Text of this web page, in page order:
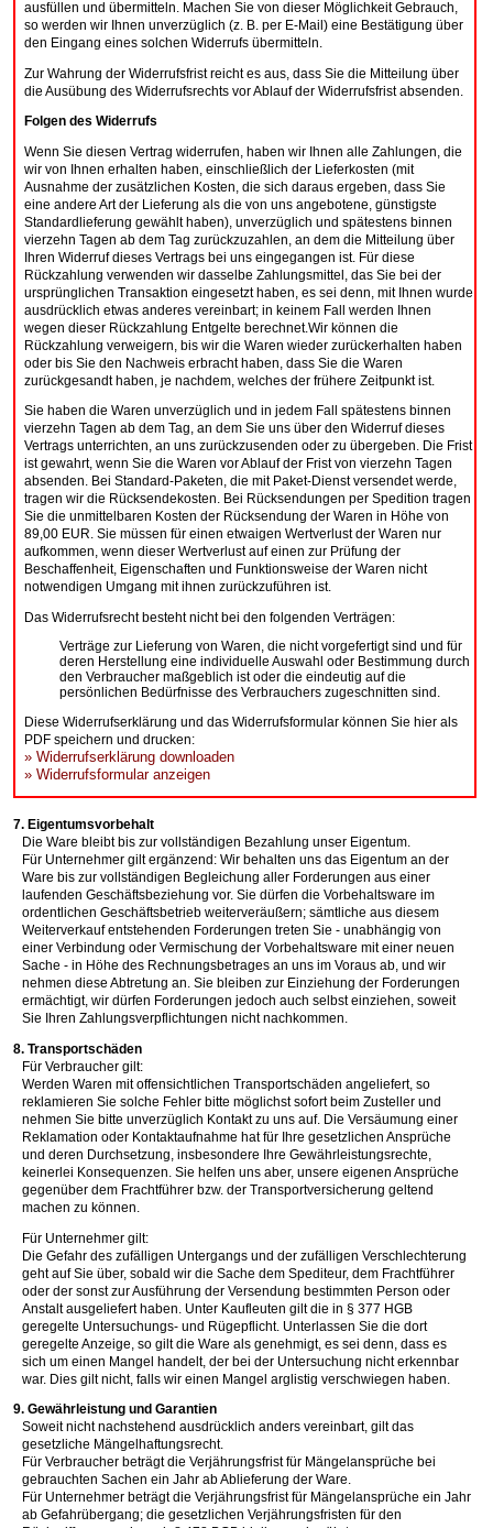
ausfüllen und übermitteln. Machen Sie von dieser Möglichkeit Gebrauch,
so werden wir Ihnen unverzüglich (z. B. per E-Mail) eine Bestätigung über
den Eingang eines solchen Widerrufs übermitteln.
Zur Wahrung der Widerrufsfrist reicht es aus, dass Sie die Mitteilung über
die Ausübung des Widerrufsrechts vor Ablauf der Widerrufsfrist absenden.
Folgen des Widerrufs
Wenn Sie diesen Vertrag widerrufen, haben wir Ihnen alle Zahlungen, die
wir von Ihnen erhalten haben, einschließlich der Lieferkosten (mit
Ausnahme der zusätzlichen Kosten, die sich daraus ergeben, dass Sie
eine andere Art der Lieferung als die von uns angebotene, günstigste
Standardlieferung gewählt haben), unverzüglich und spätestens binnen
vierzehn Tagen ab dem Tag zurückzuzahlen, an dem die Mitteilung über
Ihren Widerruf dieses Vertrags bei uns eingegangen ist. Für diese
Rückzahlung verwenden wir dasselbe Zahlungsmittel, das Sie bei der
ursprünglichen Transaktion eingesetzt haben, es sei denn, mit Ihnen wurde
ausdrücklich etwas anderes vereinbart; in keinem Fall werden Ihnen
wegen dieser Rückzahlung Entgelte berechnet.Wir können die
Rückzahlung verweigern, bis wir die Waren wieder zurückerhalten haben
oder bis Sie den Nachweis erbracht haben, dass Sie die Waren
zurückgesandt haben, je nachdem, welches der frühere Zeitpunkt ist.
Sie haben die Waren unverzüglich und in jedem Fall spätestens binnen
vierzehn Tagen ab dem Tag, an dem Sie uns über den Widerruf dieses
Vertrags unterrichten, an uns zurückzusenden oder zu übergeben. Die Frist
ist gewahrt, wenn Sie die Waren vor Ablauf der Frist von vierzehn Tagen
absenden. Bei Standard-Paketen, die mit Paket-Dienst versendet werde,
tragen wir die Rücksendekosten. Bei Rücksendungen per Spedition tragen
Sie die unmittelbaren Kosten der Rücksendung der Waren in Höhe von
89,00 EUR. Sie müssen für einen etwaigen Wertverlust der Waren nur
aufkommen, wenn dieser Wertverlust auf einen zur Prüfung der
Beschaffenheit, Eigenschaften und Funktionsweise der Waren nicht
notwendigen Umgang mit ihnen zurückzuführen ist.
Das Widerrufsrecht besteht nicht bei den folgenden Verträgen:
Verträge zur Lieferung von Waren, die nicht vorgefertigt sind und für
deren Herstellung eine individuelle Auswahl oder Bestimmung durch
den Verbraucher maßgeblich ist oder die eindeutig auf die
persönlichen Bedürfnisse des Verbrauchers zugeschnitten sind.
Diese Widerrufserklärung und das Widerrufsformular können Sie hier als
PDF speichern und drucken:
» Widerrufserklärung downloaden
» Widerrufsformular anzeigen
7. Eigentumsvorbehalt
Die Ware bleibt bis zur vollständigen Bezahlung unser Eigentum.
Für Unternehmer gilt ergänzend: Wir behalten uns das Eigentum an der
Ware bis zur vollständigen Begleichung aller Forderungen aus einer
laufenden Geschäftsbeziehung vor. Sie dürfen die Vorbehaltsware im
ordentlichen Geschäftsbetrieb weiterveräußern; sämtliche aus diesem
Weiterverkauf entstehenden Forderungen treten Sie - unabhängig von
einer Verbindung oder Vermischung der Vorbehaltsware mit einer neuen
Sache - in Höhe des Rechnungsbetrages an uns im Voraus ab, und wir
nehmen diese Abtretung an. Sie bleiben zur Einziehung der Forderungen
ermächtigt, wir dürfen Forderungen jedoch auch selbst einziehen, soweit
Sie Ihren Zahlungsverpflichtungen nicht nachkommen.
8. Transportschäden
Für Verbraucher gilt:
Werden Waren mit offensichtlichen Transportschäden angeliefert, so
reklamieren Sie solche Fehler bitte möglichst sofort beim Zusteller und
nehmen Sie bitte unverzüglich Kontakt zu uns auf. Die Versäumung einer
Reklamation oder Kontaktaufnahme hat für Ihre gesetzlichen Ansprüche
und deren Durchsetzung, insbesondere Ihre Gewährleistungsrechte,
keinerlei Konsequenzen. Sie helfen uns aber, unsere eigenen Ansprüche
gegenüber dem Frachtführer bzw. der Transportversicherung geltend
machen zu können.
Für Unternehmer gilt:
Die Gefahr des zufälligen Untergangs und der zufälligen Verschlechterung
geht auf Sie über, sobald wir die Sache dem Spediteur, dem Frachtführer
oder der sonst zur Ausführung der Versendung bestimmten Person oder
Anstalt ausgeliefert haben. Unter Kaufleuten gilt die in § 377 HGB
geregelte Untersuchungs- und Rügepflicht. Unterlassen Sie die dort
geregelte Anzeige, so gilt die Ware als genehmigt, es sei denn, dass es
sich um einen Mangel handelt, der bei der Untersuchung nicht erkennbar
war. Dies gilt nicht, falls wir einen Mangel arglistig verschwiegen haben.
9. Gewährleistung und Garantien
Soweit nicht nachstehend ausdrücklich anders vereinbart, gilt das
gesetzliche Mängelhaftungsrecht.
Für Verbraucher beträgt die Verjährungsfrist für Mängelansprüche bei
gebrauchten Sachen ein Jahr ab Ablieferung der Ware.
Für Unternehmer beträgt die Verjährungsfrist für Mängelansprüche ein Jahr
ab Gefahrübergang; die gesetzlichen Verjährungsfristen für den